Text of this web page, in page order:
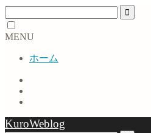
MENU
ホーム
KuroWeblog